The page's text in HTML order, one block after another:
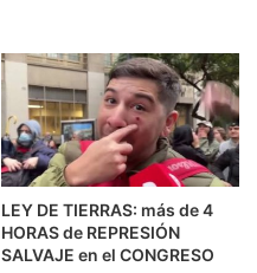
LEY DE TIERRAS: más de 4
HORAS de REPRESIÓN
SALVAJE en el CONGRESO